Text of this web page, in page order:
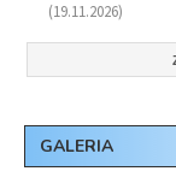
(19.11.2026)
GALERIA